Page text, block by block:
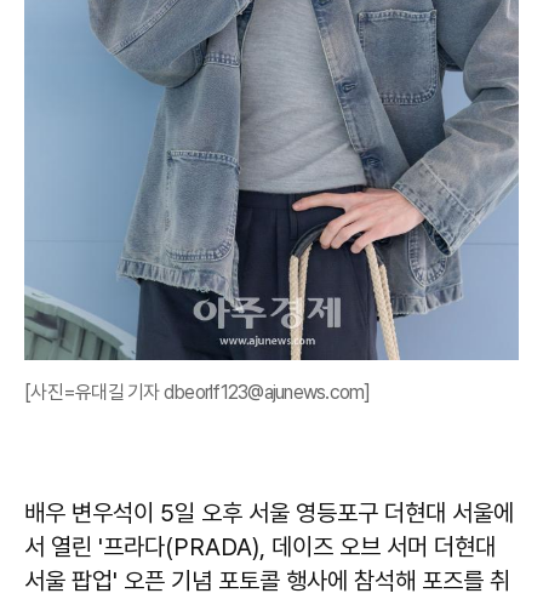
[사진=유대길 기자 dbeorlf123@ajunews.com]
배우 변우석이 5일 오후 서울 영등포구 더현대 서울에
서 열린 '프라다(PRADA), 데이즈 오브 서머 더현대
서울 팝업' 오픈 기념 포토콜 행사에 참석해 포즈를 취